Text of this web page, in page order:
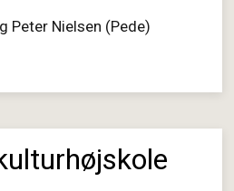
Peter Nielsen (Pede)